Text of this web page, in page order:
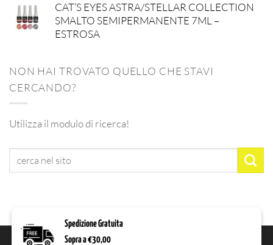
CAT’S EYES ASTRA/STELLAR COLLECTION
SMALTO SEMIPERMANENTE 7ML –
ESTROSA
NON HAI TROVATO QUELLO CHE STAVI
CERCANDO?
Utilizza il modulo di ricerca!
Spedizione Gratuita
Sopra a €30,00